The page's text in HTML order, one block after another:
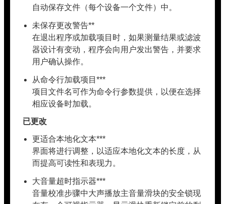
自动保存文件（每个设备一个文件）中。
未保存更改警告**
在退出程序或加载项目时，如果测量结果或滤波
器设计有变动，程序会向用户发出警告，并要求
用户确认操作。
从命令行加载项目***
项目文件名可作为命令行参数提供，以便在选择
相应设备时加载。
已更改
更适合本地化文本***
界面将进行调整，以适应本地化文本的长度，从
而提高可读性和表现力。
大音量超时指示器***
音量校准步骤中大声播放主音量滑块的安全锁现